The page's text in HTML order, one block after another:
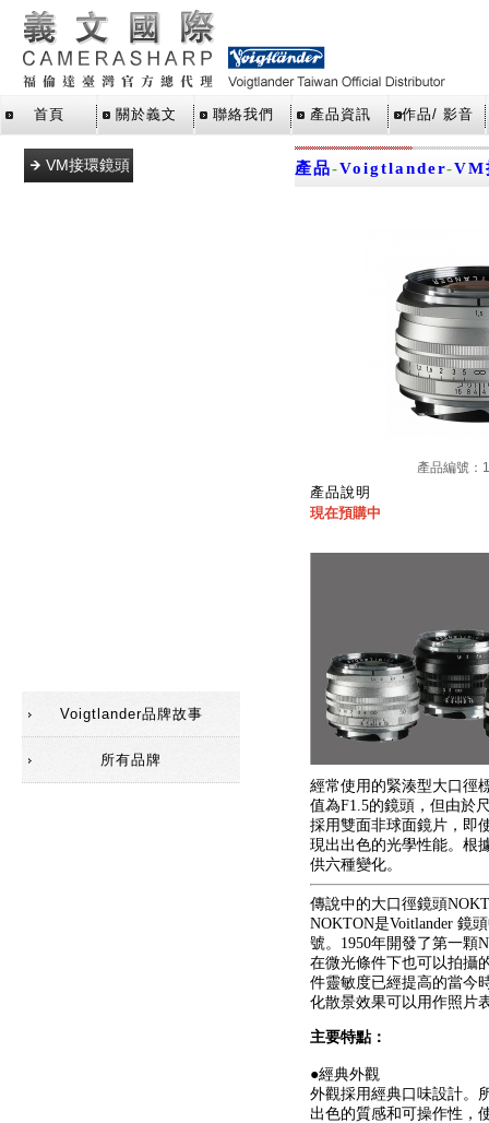
首頁 關於義文 聯絡我們 產品資訊 作品/ 影音
VM接環鏡頭
Voigtlander品牌故事
所有品牌
產品-Voigtlander-VM
產品編號：
產品說明
現在預購中
經常使用的緊湊型大口徑
值為F1.5的鏡頭，但由於
採用雙面非球面鏡片，即
現出出色的光學性能。根
供六種變化。
傳說中的大口徑鏡頭
NOKTON是Voitlander 鏡
號。1950年開發了第一顆
在微光條件下也可以拍攝
件靈敏度已經提高的當今
化散景效果可以用作照片
主要特點：
●經典外觀
外觀採用經典口味設計。
出色的質感和可操作性，